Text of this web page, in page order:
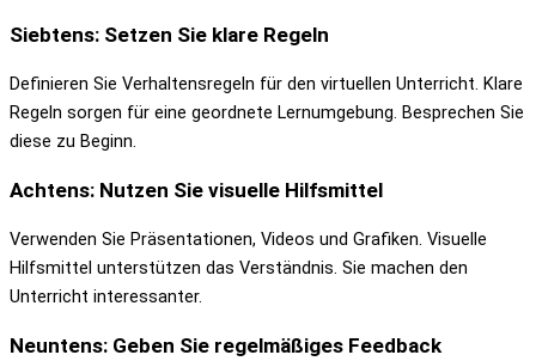
Siebtens: Setzen Sie klare Regeln
Definieren Sie Verhaltensregeln für den virtuellen Unterricht. Klare
Regeln sorgen für eine geordnete Lernumgebung. Besprechen Sie
diese zu Beginn.
Achtens: Nutzen Sie visuelle Hilfsmittel
Verwenden Sie Präsentationen, Videos und Grafiken. Visuelle
Hilfsmittel unterstützen das Verständnis. Sie machen den
Unterricht interessanter.
Neuntens: Geben Sie regelmäßiges Feedback